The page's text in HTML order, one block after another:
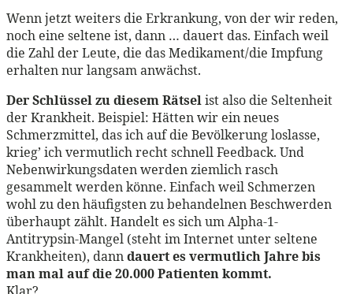
Wenn jetzt weiters die Erkrankung, von der wir reden,
noch eine seltene ist, dann … dauert das. Einfach weil
die Zahl der Leute, die das Medikament/die Impfung
erhalten nur langsam anwächst.
Der Schlüssel zu diesem Rätselist also die Seltenheit
der Krankheit. Beispiel: Hätten wir ein neues
Schmerzmittel, das ich auf die Bevölkerung loslasse,
krieg’ ich vermutlich recht schnell Feedback. Und
Nebenwirkungsdaten werden ziemlich rasch
gesammelt werden könne. Einfach weil Schmerzen
wohl zu den häufigsten zu behandelnen Beschwerden
überhaupt zählt. Handelt es sich um Alpha-1-
Antitrypsin-Mangel (steht im Internet unter seltene
Krankheiten), danndauert es vermutlich Jahre bis
man mal auf die 20.000 Patienten kommt.